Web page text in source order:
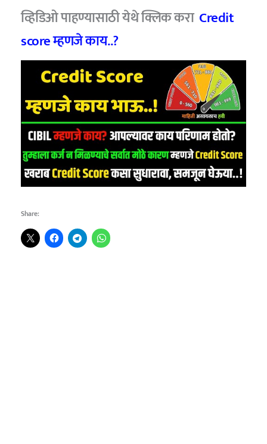
व्हिडिओ पाहण्यासाठीयेथे क्लिक करा Credit
score म्हणजे काय..?
Share: